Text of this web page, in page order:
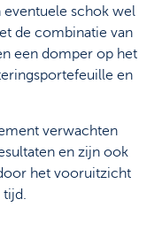
eventuele schok wel
de combinatie van
een domper op het
en
verwachten
en zijn ook
het vooruitzicht
tijd.